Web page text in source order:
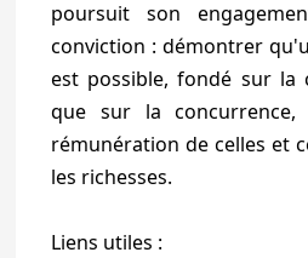
poursuit son
conviction : démontrer
est possible, fondé sur la
que sur la
rémunération de celles et
les richesses.
Liens utiles :